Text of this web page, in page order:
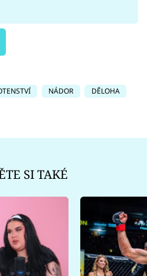
NÁDOR
DĚLOHA
SI TAKÉ